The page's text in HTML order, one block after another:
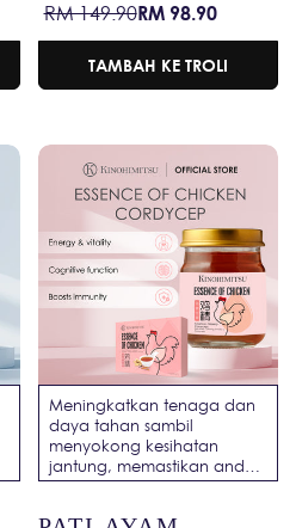
Harga
jualan
RM 149.90Harga
biasa
RM 98.90
TAMBAH KE TROLI
Meningkatkan tenaga dan
daya tahan sambil
menyokong kesihatan
jantung, memastikan anda
aktif, kuat dan berdaya